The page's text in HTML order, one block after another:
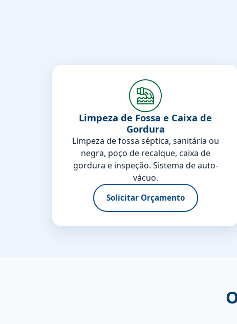
Limpeza de Fossa e Caixa de
Gordura
Limpeza de fossa séptica, sanitária ou
negra, poço de recalque, caixa de
gordura e inspeção. Sistema de auto-
vácuo.
Solicitar Orçamento